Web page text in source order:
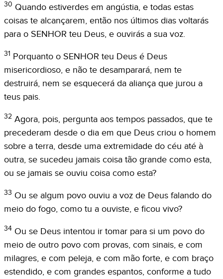
30 Quando estiverdes em angústia, e todas estas
coisas te alcançarem, então nos últimos dias voltarás
para o SENHOR teu Deus, e ouvirás a sua voz.
31 Porquanto o SENHOR teu Deus é Deus
misericordioso, e não te desamparará, nem te
destruirá, nem se esquecerá da aliança que jurou a
teus pais.
32 Agora, pois, pergunta aos tempos passados, que te
precederam desde o dia em que Deus criou o homem
sobre a terra, desde uma extremidade do céu até à
outra, se sucedeu jamais coisa tão grande como esta,
ou se jamais se ouviu coisa como esta?
33 Ou se algum povo ouviu a voz de Deus falando do
meio do fogo, como tu a ouviste, e ficou vivo?
34 Ou se Deus intentou ir tomar para si um povo do
meio de outro povo com provas, com sinais, e com
milagres, e com peleja, e com mão forte, e com braço
estendido, e com grandes espantos, conforme a tudo